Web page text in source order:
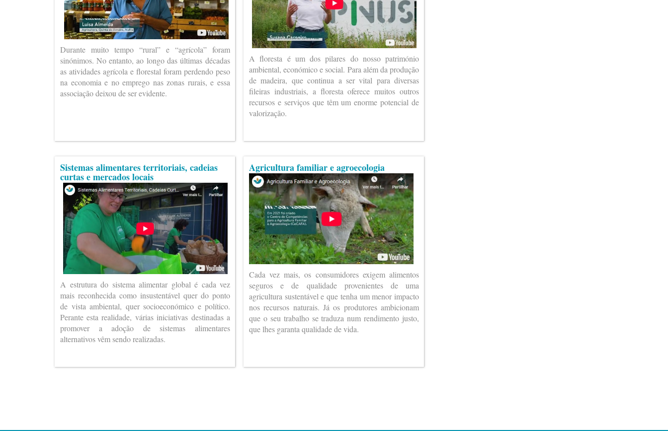
Durante muito tempo “rural” e “agrícola” foram
sinónimos. No entanto, ao longo das últimas décadas
as atividades agrícola e florestal foram perdendo peso
na economia e no emprego nas zonas rurais, e essa
associação deixou de ser evidente.
Sistemas alimentares territoriais, cadeias
curtas e mercados locais
A estrutura do sistema alimentar global é cada vez
mais reconhecida como insustentável quer do ponto
de vista ambiental, quer socioeconómico e político.
Perante esta realidade, várias iniciativas destinadas a
promover a adoção de sistemas alimentares
alternativos vêm sendo realizadas.
A floresta é um dos pilares do nosso património
ambiental, económico e social. Para além da produção
de madeira, que continua a ser vital para diversas
fileiras industriais, a floresta oferece muitos outros
recursos e serviços que têm um enorme potencial de
valorização.
Agricultura familiar e agroecologia
Cada vez mais, os consumidores exigem alimentos
seguros e de qualidade provenientes de uma
agricultura sustentável e que tenha um menor impacto
nos recursos naturais. Já os produtores ambicionam
que o seu trabalho se traduza num rendimento justo,
que lhes garanta qualidade de vida.